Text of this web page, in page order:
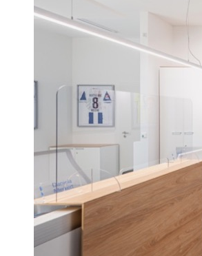
Cryolight - hyperbare CO2-
Kältetherapie
Chirotherapie
Akupunktur/Akupressur
Individuelle Rückenbehandlungen
Infusionstherapien
Cellulite - kosmetische Behandlung mit
ESWT